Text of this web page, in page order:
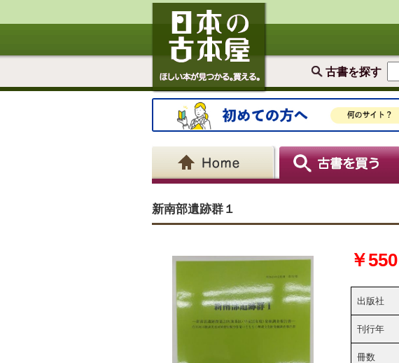
古書を探す
新南部遺跡群１
￥550
出版社
刊行年
冊数